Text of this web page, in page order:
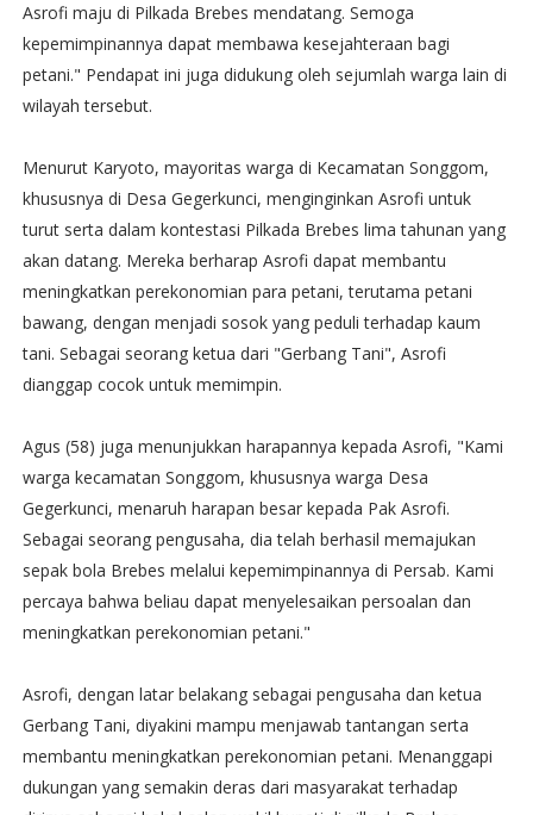
Asrofi maju di Pilkada Brebes mendatang. Semoga
kepemimpinannya dapat membawa kesejahteraan bagi
petani." Pendapat ini juga didukung oleh sejumlah warga lain di
wilayah tersebut.
Menurut Karyoto, mayoritas warga di Kecamatan Songgom,
khususnya di Desa Gegerkunci, menginginkan Asrofi untuk
turut serta dalam kontestasi Pilkada Brebes lima tahunan yang
akan datang. Mereka berharap Asrofi dapat membantu
meningkatkan perekonomian para petani, terutama petani
bawang, dengan menjadi sosok yang peduli terhadap kaum
tani. Sebagai seorang ketua dari "Gerbang Tani", Asrofi
dianggap cocok untuk memimpin.
Agus (58) juga menunjukkan harapannya kepada Asrofi, "Kami
warga kecamatan Songgom, khususnya warga Desa
Gegerkunci, menaruh harapan besar kepada Pak Asrofi.
Sebagai seorang pengusaha, dia telah berhasil memajukan
sepak bola Brebes melalui kepemimpinannya di Persab. Kami
percaya bahwa beliau dapat menyelesaikan persoalan dan
meningkatkan perekonomian petani."
Asrofi, dengan latar belakang sebagai pengusaha dan ketua
Gerbang Tani, diyakini mampu menjawab tantangan serta
membantu meningkatkan perekonomian petani. Menanggapi
dukungan yang semakin deras dari masyarakat terhadap